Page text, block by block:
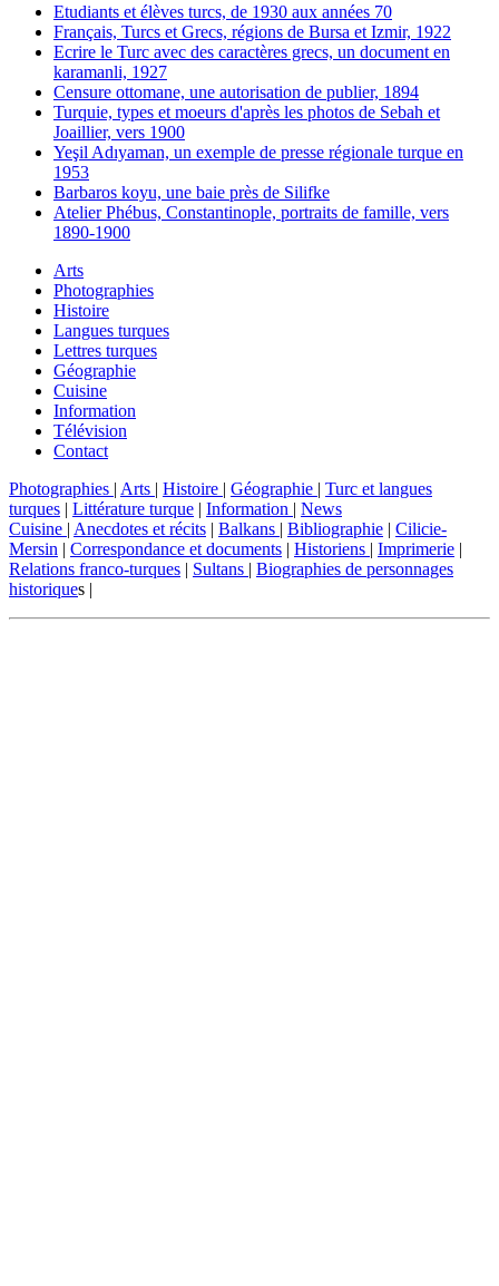
Etudiants et élèves turcs, de 1930 aux années 70
Français, Turcs et Grecs, régions de Bursa et Izmir, 1922
Ecrire le Turc avec des caractères grecs, un document en
karamanli, 1927
Censure ottomane, une autorisation de publier, 1894
Turquie, types et moeurs d'après les photos de Sebah et
Joaillier, vers 1900
Yeşil Adıyaman, un exemple de presse régionale turque en
1953
Barbaros koyu, une baie près de Silifke
Atelier Phébus, Constantinople, portraits de famille, vers
1890-1900
Arts
Photographies
Histoire
Langues turques
Lettres turques
Géographie
Cuisine
Information
Télévision
Contact
Photographies | Arts | Histoire | Géographie | Turc et langues
turques | Littérature turque | Information | News
Cuisine | Anecdotes et récits | Balkans | Bibliographie | Cilicie-
Mersin | Correspondance et documents | Historiens | Imprimerie |
Relations franco-turques | Sultans | Biographies de personnages
historiques |